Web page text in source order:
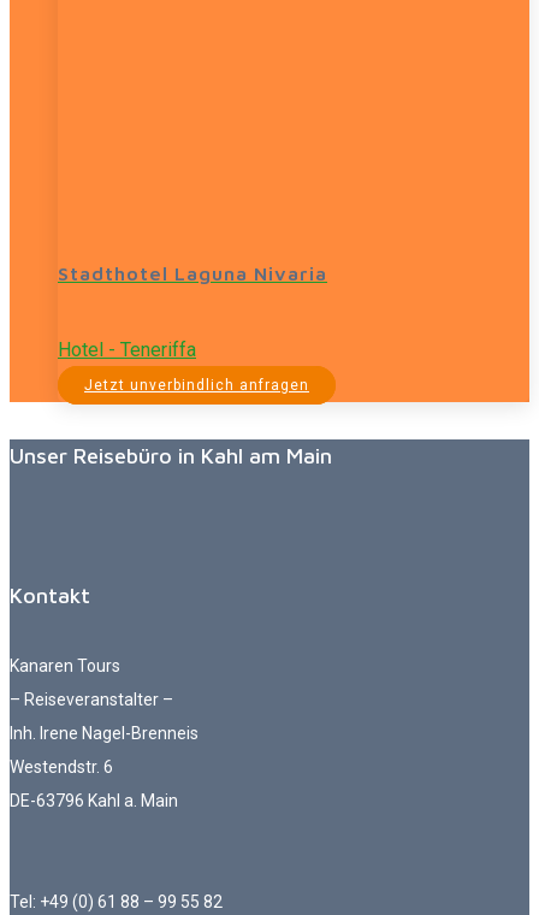
Stadthotel Laguna Nivaria
Hotel - Teneriffa
Jetzt unverbindlich anfragen
Unser Reisebüro in Kahl am Main
Kontakt
Kanaren Tours
– Reiseveranstalter –
Inh. Irene Nagel-Brenneis
Westendstr. 6
DE-63796 Kahl a. Main
Tel: +49 (0) 61 88 – 99 55 82